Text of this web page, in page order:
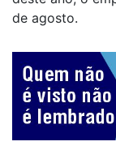
de agosto.